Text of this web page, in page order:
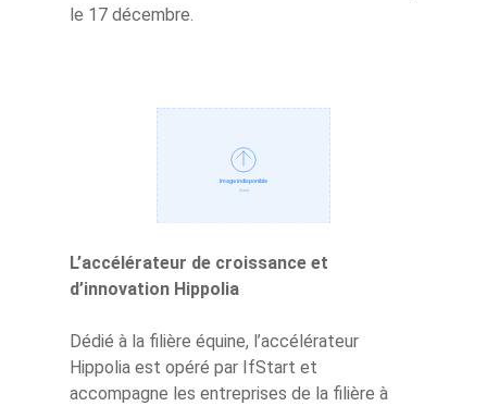
le 17 décembre.
L’accélérateur de croissance et
d’innovation Hippolia
Dédié à la filière équine, l’accélérateur
Hippolia est opéré par IfStart et
accompagne les entreprises de la filière à